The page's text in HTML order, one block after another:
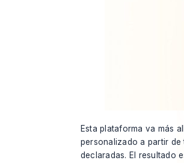
Esta plataforma va más
personalizado a partir
declaradas. El resultado